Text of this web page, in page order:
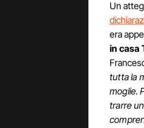
Un
era
in casa
tutta la
moglie.
trarre